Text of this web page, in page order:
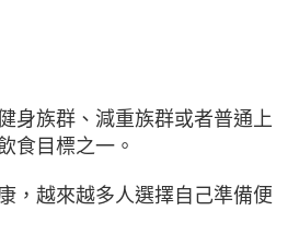
身族群、減重族群或者普通上
食目標之一。
，越來越多人選擇自己準備便